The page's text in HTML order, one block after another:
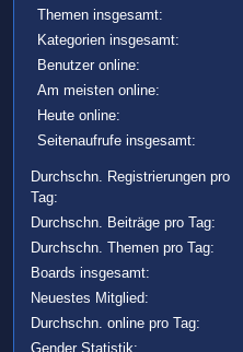
Themen insgesamt:
Kategorien insgesamt:
Benutzer online:
Am meisten online:
Heute online:
Seitenaufrufe insgesamt:
Durchschn. Registrierungen pro
Tag:
Durchschn. Beiträge pro Tag:
Durchschn. Themen pro Tag:
Boards insgesamt:
Neuestes Mitglied:
Durchschn. online pro Tag:
Gender Statistik: